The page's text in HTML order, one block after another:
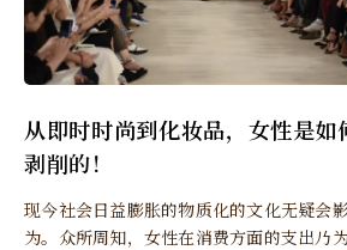
从即时时尚到化妆品，女性是如
剥削的！
现今社会日益膨胀的物质化的文化无疑会
为。众所周知，女性在消费方面的支出乃